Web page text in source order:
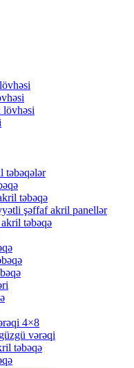
lövhəsi
təbəqələr
təbəqə
şəffaf akril panellər
təbəqə
4×8
vərəqi
təbəqə